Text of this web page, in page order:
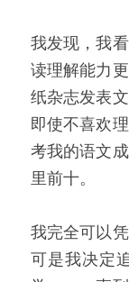
我发现，我
读理解能力
纸杂志发表
即使不喜欢
考我的语文
里前十。
我完全可以
可是我决定